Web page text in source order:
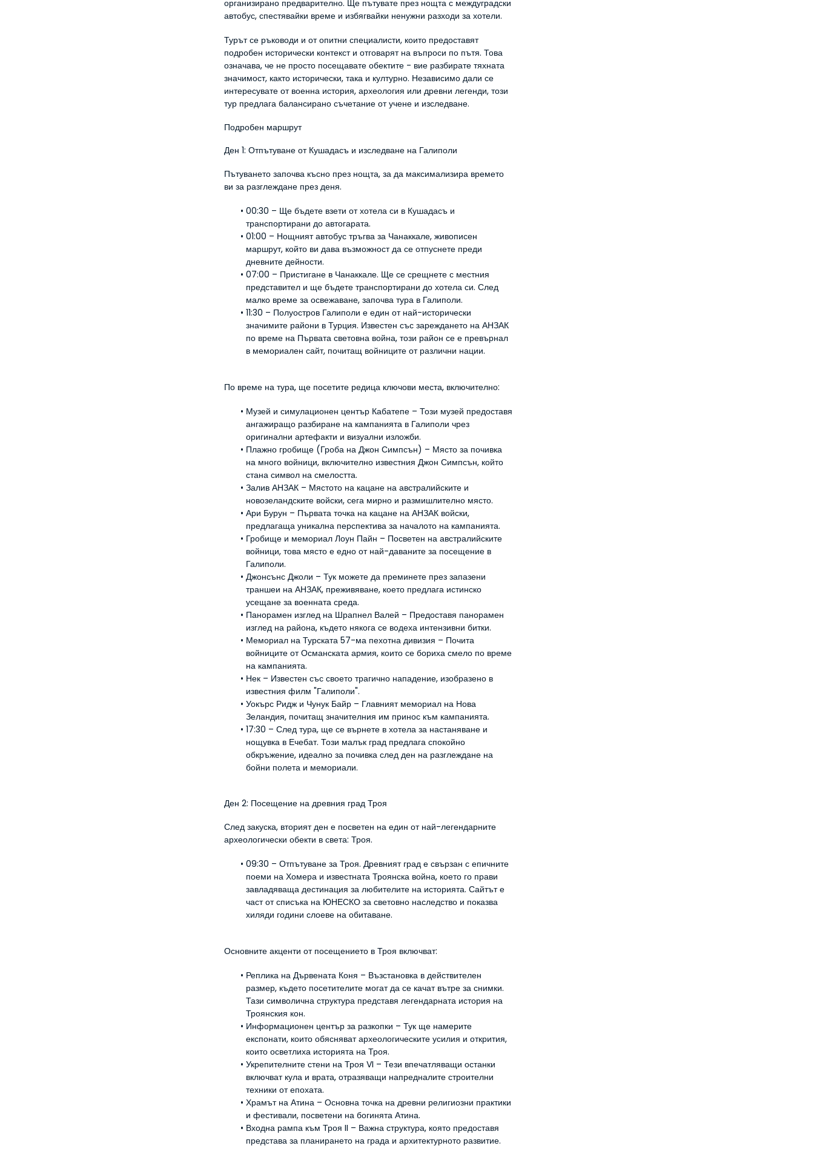
организирано предварително. Ще пътувате през нощта с междуградски
автобус, спестявайки време и избягвайки ненужни разходи за хотели.
Турът се ръководи и от опитни специалисти, които предоставят
подробен исторически контекст и отговарят на въпроси по пътя. Това
означава, че не просто посещавате обектите - вие разбирате тяхната
значимост, както исторически, така и културно. Независимо дали се
интересувате от военна история, археология или древни легенди, този
тур предлага балансирано съчетание от учене и изследване.
Подробен маршрут
Ден 1: Отпътуване от Кушадасъ и изследване на Галиполи
Пътуването започва късно през нощта, за да максимализира времето
ви за разглеждане през деня.
00:30 – Ще бъдете взети от хотела си в Кушадасъ и
транспортирани до автогарата.
01:00 – Нощният автобус тръгва за Чанаккале, живописен
маршрут, който ви дава възможност да се отпуснете преди
дневните дейности.
07:00 – Пристигане в Чанаккале. Ще се срещнете с местния
представител и ще бъдете транспортирани до хотела си. След
малко време за освежаване, започва тура в Галиполи.
11:30 – Полуостров Галиполи е един от най-исторически
значимите райони в Турция. Известен със зареждането на АНЗАК
по време на Първата световна война, този район се е превърнал
в мемориален сайт, почитащ войниците от различни нации.
По време на тура, ще посетите редица ключови места, включително:
Музей и симулационен център Кабатепе – Този музей предоставя
ангажиращо разбиране на кампанията в Галиполи чрез
оригинални артефакти и визуални изложби.
Плажно гробище (Гроба на Джон Симпсън) – Място за почивка
на много войници, включително известния Джон Симпсън, който
стана символ на смелостта.
Залив АНЗАК – Мястото на кацане на австралийските и
новозеландските войски, сега мирно и размишлително място.
Ари Бурун – Първата точка на кацане на АНЗАК войски,
предлагаща уникална перспектива за началото на кампанията.
Гробище и мемориал Лоун Пайн – Посветен на австралийските
войници, това място е едно от най-даваните за посещение в
Галиполи.
Джонсънс Джоли – Тук можете да преминете през запазени
траншеи на АНЗАК, преживяване, което предлага истинско
усещане за военната среда.
Панорамен изглед на Шрапнел Валей – Предоставя панорамен
изглед на района, където някога се водеха интензивни битки.
Мемориал на Турската 57-ма пехотна дивизия – Почита
войниците от Османската армия, които се бориха смело по време
на кампанията.
Нек – Известен със своето трагично нападение, изобразено в
известния филм "Галиполи".
Уокърс Ридж и Чунук Байр – Главният мемориал на Нова
Зеландия, почитащ значителния им принос към кампанията.
17:30 – След тура, ще се върнете в хотела за настаняване и
нощувка в Ечебат. Този малък град предлага спокойно
обкръжение, идеално за почивка след ден на разглеждане на
бойни полета и мемориали.
Ден 2: Посещение на древния град Троя
След закуска, вторият ден е посветен на един от най-легендарните
археологически обекти в света: Троя.
09:30 – Отпътуване за Троя. Древният град е свързан с епичните
поеми на Хомера и известната Троянска война, което го прави
завладяваща дестинация за любителите на историята. Сайтът е
част от списъка на ЮНЕСКО за световно наследство и показва
хиляди години слоеве на обитаване.
Основните акценти от посещението в Троя включват:
Реплика на Дървената Коня – Възстановка в действителен
размер, където посетителите могат да се качат вътре за снимки.
Тази символична структура представя легендарната история на
Троянския кон.
Информационен център за разкопки – Тук ще намерите
експонати, които обясняват археологическите усилия и открития,
които осветлиха историята на Троя.
Укрепителните стени на Троя VI – Тези впечатляващи останки
включват кула и врата, отразяващи напредналите строителни
техники от епохата.
Храмът на Атина – Основна точка на древни религиозни практики
и фестивали, посветени на богинята Атина.
Входна рампа към Троя II – Важна структура, която предоставя
представа за планирането на града и архитектурното развитие.